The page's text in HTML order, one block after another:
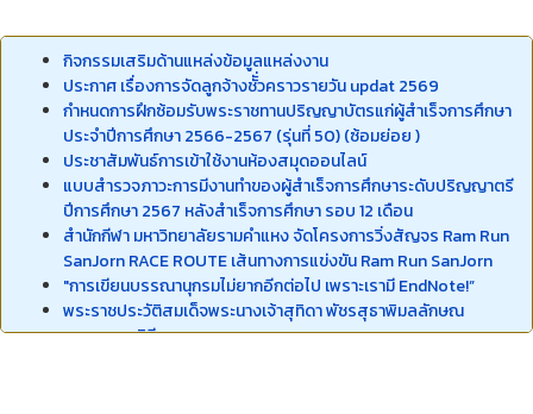
กิจกรรมเสริมด้านแหล่งข้อมูลแหล่งงาน
ประกาศ เรื่องการจัดลูกจ้างชัั่วคราวรายวัน updat 2569
กำหนดการฝึกซ้อมรับพระราชทานปริญญาบัตรแก่ผู้สำเร็จการศึกษา
ประจำปีการศึกษา 2566-2567 (รุ่นที่ 50) (ซ้อมย่อย )
ประชาสัมพันธ์การเข้าใช้งานห้องสมุดออนไลน์
แบบสำรวจภาวะการมีงานทำของผู้สำเร็จการศึกษาระดับปริญญาตรี
ปีการศึกษา 2567 หลังสำเร็จการศึกษา รอบ 12 เดือน
สำนักกีฬา มหาวิทยาลัยรามคำแหง จัดโครงการวิ่งสัญจร Ram Run
SanJorn RACE ROUTE เส้นทางการแข่งขัน Ram Run SanJorn
"การเขียนบรรณานุกรมไม่ยากอีกต่อไป เพราะเรามี EndNote!”
พระราชประวัติสมเด็จพระนางเจ้าสุทิดา พัชรสุธาพิมลลักษณ
พระบรมราชินี